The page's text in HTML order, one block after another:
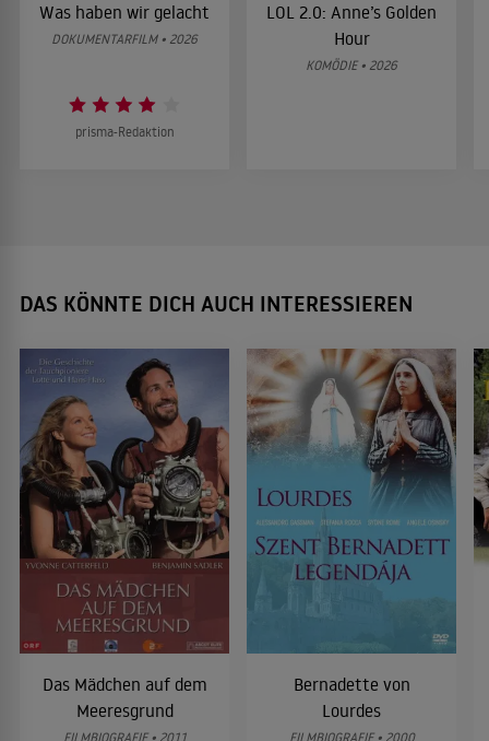
Was haben wir gelacht
DOKUMENTARFILM • 2026
prisma-Redaktion
LOL 2.0: Anne’s Golden
Hour
KOMÖDIE • 2026
DAS KÖNNTE DICH AUCH INTERESSIEREN
Das Mädchen auf dem
Meeresgrund
FILMBIOGRAFIE • 2011
Bernadette von
Lourdes
FILMBIOGRAFIE • 2000